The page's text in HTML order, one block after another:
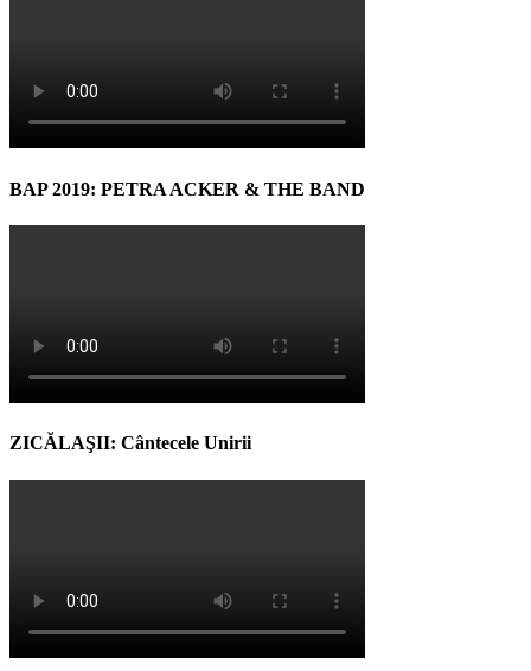
BAP 2019: PETRA ACKER & THE BAND
ZICĂLAŞII: Cântecele Unirii